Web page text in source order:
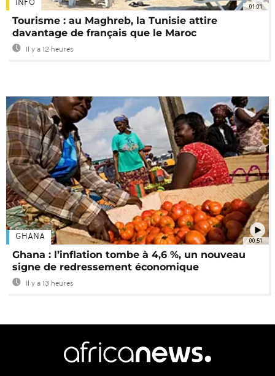
01:01
INFO
Tourisme : au Maghreb, la Tunisie attire
davantage de français que le Maroc
Il y a 12 heures
00:51
GHANA
Ghana : l’inflation tombe à 4,6 %, un nouveau
signe de redressement économique
Il y a 13 heures